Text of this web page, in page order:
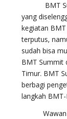
BMT
yang
kegiatan
terputus,
sudah bisa
BMT Summit
Timur. BMT
berbagi
langkah
Wawan